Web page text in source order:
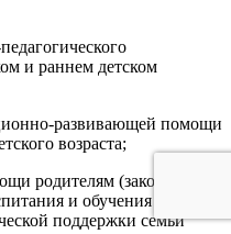
и раннем детском
развивающей помощи
возраста;
родителям (законным
и обучения детей и
поддержки семьи